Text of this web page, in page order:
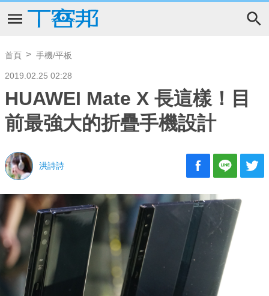
首頁 手機/平板
2019.02.25 02:28
HUAWEI Mate X 長這樣！目
前最強大的折疊手機設計
洪詩詩